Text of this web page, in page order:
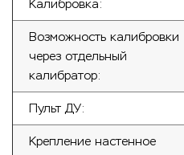
Калибровка:
Возможность калибровки
через отдельный
калибратор:
Пульт ДУ:
Крепление настенное